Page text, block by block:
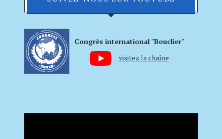
Congrès international "Bouclier"
visitez la chaîne